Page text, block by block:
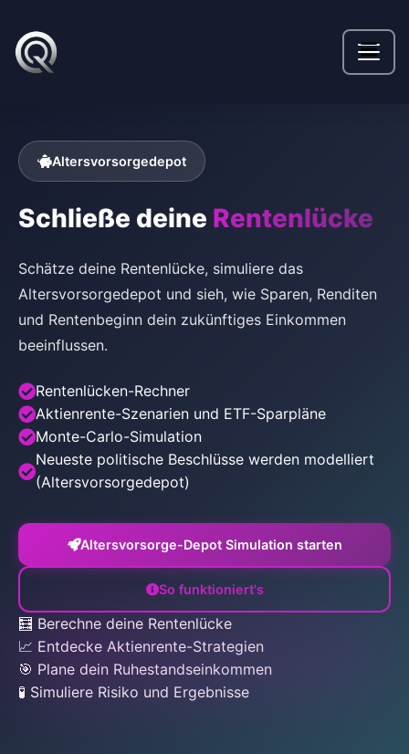
Altersvorsorgedepot
Schließe deine Rentenlücke
Schätze deine Rentenlücke, simuliere das
Altersvorsorgedepot und sieh, wie Sparen, Renditen
und Rentenbeginn dein zukünftiges Einkommen
beeinflussen.
Rentenlücken-Rechner
Aktienrente-Szenarien und ETF-Sparpläne
Monte-Carlo-Simulation
Neueste politische Beschlüsse werden modelliert
(Altersvorsorgedepot)
Altersvorsorge-Depot Simulation starten
So funktioniert's
🧮 Berechne deine Rentenlücke
📈 Entdecke Aktienrente-Strategien
🎯 Plane dein Ruhestandseinkommen
🧪 Simuliere Risiko und Ergebnisse